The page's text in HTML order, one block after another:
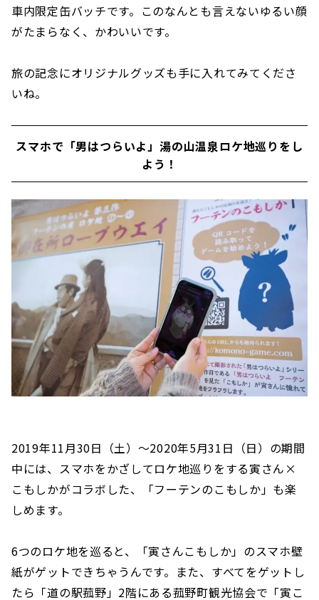
車内限定缶バッチです。このなんとも言えないゆるい顔
がたまらなく、かわいいです。
旅の記念にオリジナルグッズも手に入れてみてくださ
いね。
スマホで「男はつらいよ」湯の山温泉ロケ地巡りをし
よう！
2019年11月30日（土）～2020年5月31日（日）の期間
中には、スマホをかざしてロケ地巡りをする寅さん×
こもしかがコラボした、「フーテンのこもしか」も楽
しめます。
6つのロケ地を巡ると、「寅さんこもしか」のスマホ壁
紙がゲットできちゃうんです。また、すべてをゲットし
たら「道の駅菰野」2階にある菰野町観光協会で「寅こ